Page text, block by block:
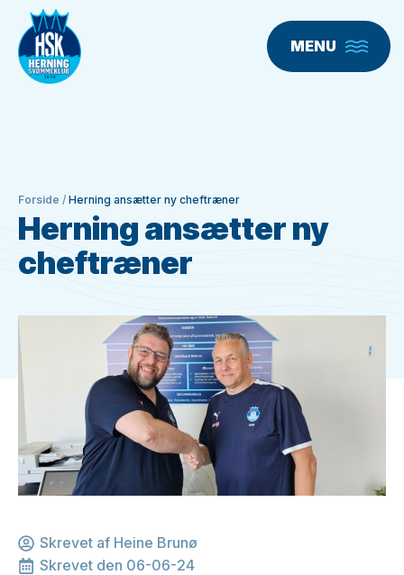
MENU
Forside / Herning ansætter ny cheftræner
Herning ansætter ny
cheftræner
Skrevet af Heine Brunø
Skrevet den 06-06-24